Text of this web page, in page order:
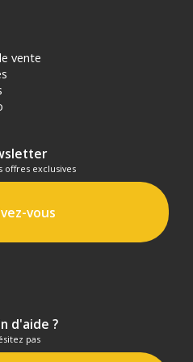
vente
offres exclusives
vous
d'aide ?
pas